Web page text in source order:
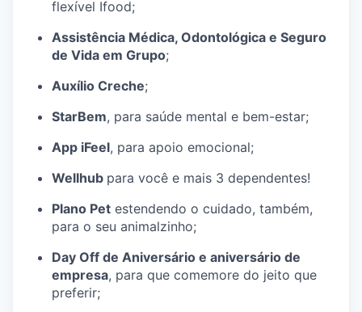
flexível Ifood;
Assistência Médica, Odontológica e Seguro
de Vida em Grupo;
Auxílio Creche;
StarBem, para saúde mental e bem-estar;
App iFeel, para apoio emocional;
Wellhub para você e mais 3 dependentes!
Plano Pet estendendo o cuidado, também,
para o seu animalzinho;
Day Off de Aniversário e aniversário de
empresa, para que comemore do jeito que
preferir;